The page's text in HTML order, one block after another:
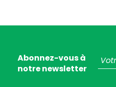
Abonnez-vous à
notre newsletter